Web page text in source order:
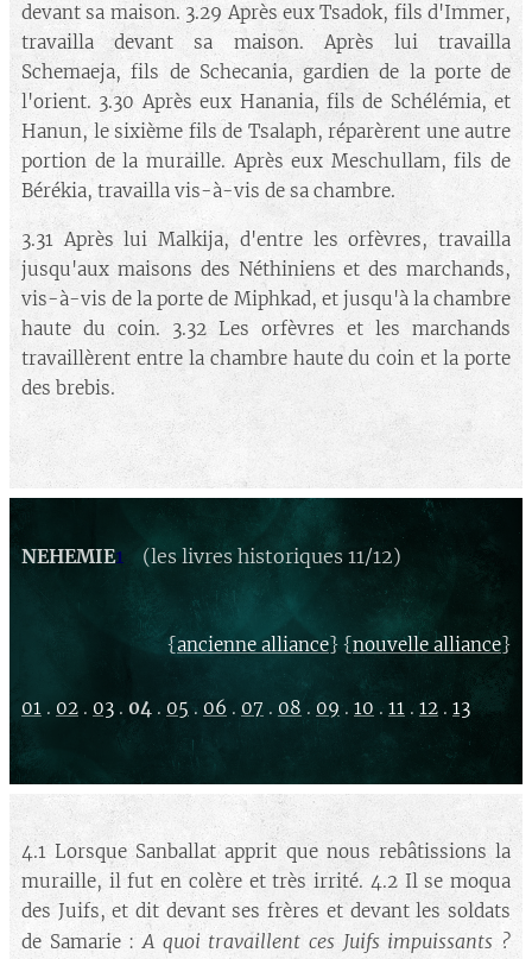
devant sa maison. 3.29 Après eux Tsadok, fils d'Immer,
travailla devant sa maison. Après lui travailla
Schemaeja, fils de Schecania, gardien de la porte de
l'orient. 3.30 Après eux Hanania, fils de Schélémia, et
Hanun, le sixième fils de Tsalaph, réparèrent une autre
portion de la muraille. Après eux Meschullam, fils de
Bérékia, travailla vis-à-vis de sa chambre.
3.31 Après lui Malkija, d'entre les orfèvres, travailla
jusqu'aux maisons des Néthiniens et des marchands,
vis-à-vis de la porte de Miphkad, et jusqu'à la chambre
haute du coin. 3.32 Les orfèvres et les marchands
travaillèrent entre la chambre haute du coin et la porte
des brebis.
NEHEMIE1 (les livres historiques 11/12)
{ancienne alliance} {nouvelle alliance}
01 . 02 . 03 . 04 . 05 . 06 . 07 . 08 . 09. 10 . 11 . 12 . 13
4.1 Lorsque Sanballat apprit que nous rebâtissions la
muraille, il fut en colère et très irrité. 4.2 Il se moqua
des Juifs, et dit devant ses frères et devant les soldats
de Samarie :A quoi travaillent ces Juifs impuissants ?